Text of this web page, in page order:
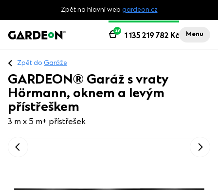
Zpět na hlavní web gardeon.cz
Menu
1 135 219 782 Kč
29
Zpět do Garáže
GARDEON® Garáž s vraty
Hörmann, oknem a levým
přístřeškem
3 m x 5 m+ přístřešek